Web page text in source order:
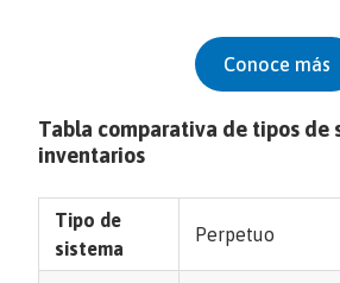
Conoce más
Tabla comparativa de tipos de
inventarios
Tipo de
sistema
Perpetuo